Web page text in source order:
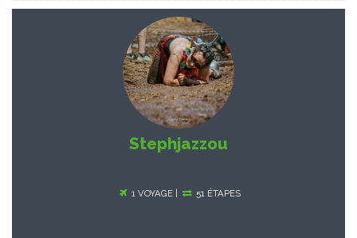
Stephjazzou
1 VOYAGE | 51 ÉTAPES